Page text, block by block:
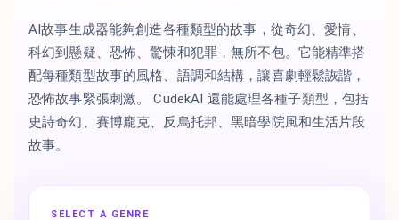
SELECT A GENRE
AI故事生成器能夠創造各種類型的故事，從奇幻、愛情、
科幻到懸疑、恐怖、驚悚和犯罪，無所不包。它能精準搭
配每種類型故事的風格、語調和結構，讓喜劇輕鬆詼諧，
恐怖故事緊張刺激。 CudekAI 還能處理各種子類型，包括
史詩奇幻、賽博龐克、反烏托邦、黑暗學院風和生活片段
故事。